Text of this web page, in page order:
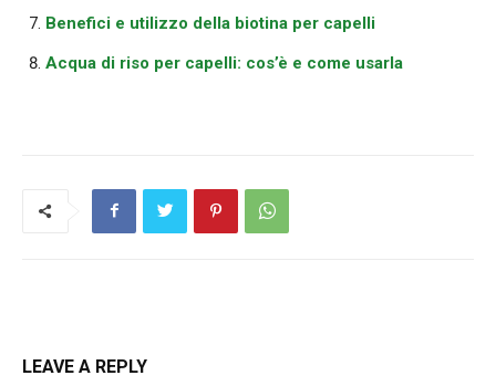
Benefici e utilizzo della biotina per capelli
Acqua di riso per capelli: cos’è e come usarla
LEAVE A REPLY